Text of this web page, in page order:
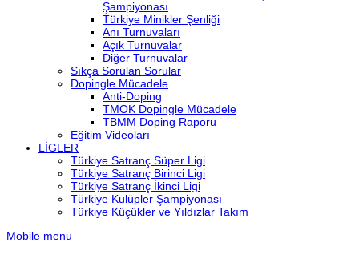
Şampiyonası
Türkiye Minikler Şenliği
Anı Turnuvaları
Açık Turnuvalar
Diğer Turnuvalar
Sıkça Sorulan Sorular
Dopingle Mücadele
Anti-Doping
TMOK Dopingle Mücadele
TBMM Doping Raporu
Eğitim Videoları
LİGLER
Türkiye Satranç Süper Ligi
Türkiye Satranç Birinci Ligi
Türkiye Satranç İkinci Ligi
Türkiye Kulüpler Şampiyonası
Türkiye Küçükler ve Yıldızlar Takım
Mobile menu